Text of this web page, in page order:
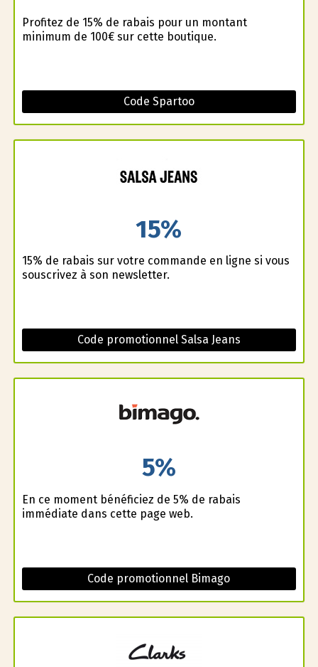
Profitez de 15% de rabais pour un montant
minimum de 100€ sur cette boutique.
Code Spartoo
15%
15% de rabais sur votre commande en ligne si vous
souscrivez à son newsletter.
Code promotionnel Salsa Jeans
5%
En ce moment bénéficiez de 5% de rabais
immédiate dans cette page web.
Code promotionnel Bimago